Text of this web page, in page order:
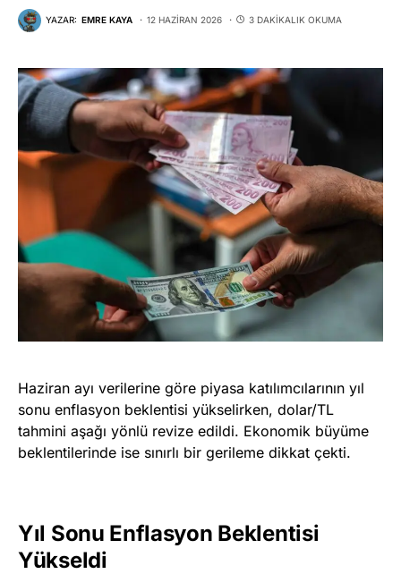
YAZAR: EMRE KAYA 12 HAZIRAN 2026 3 DAKIKALIK OKUMA
Haziran ayı verilerine göre piyasa katılımcılarının yıl
sonu enflasyon beklentisi yükselirken, dolar/TL
tahmini aşağı yönlü revize edildi. Ekonomik büyüme
beklentilerinde ise sınırlı bir gerileme dikkat çekti.
Yıl Sonu Enflasyon Beklentisi
Yükseldi